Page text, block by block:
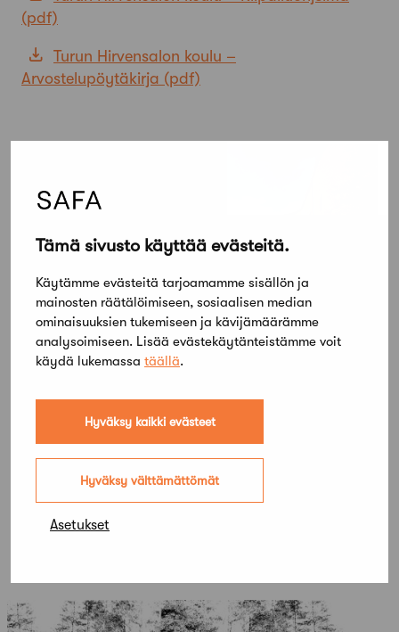
Tämä sivusto käyttää evästeitä.
Käytämme evästeitä tarjoamamme sisällön ja
mainosten räätälöimiseen, sosiaalisen median
ominaisuuksien tukemiseen ja kävijämäärämme
analysoimiseen. Lisää evästekäytänteistämme voit
käydä lukemassa täällä.
Hyväksy kaikki evästeet
Hyväksy välttämättömät
Asetukset
Turun Hirvensalon koulu –
Arvostelupöytäkirja